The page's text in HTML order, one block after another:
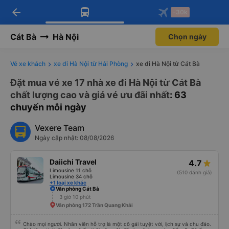
Tải app Vexere ngay!
Nhận ưu đãi thành viên độc
Mở app
Tải app Vexere
-30k/ghế khi đặt vé máy bay qua
Mở app
arrow_back -30k
Cát Bà Hà Nội Chọn ngày
Vé xe khách xe đi Hà Nội từ Hải Phòng xe đi Hà Nội từ Cát Bà
Đặt mua vé xe 17 nhà xe đi Hà Nội từ Cát Bà
chất lượng cao và giá vé ưu đãi nhất: 63
chuyến mỗi ngày
Vexere Team
Ngày cập nhật: 08/08/2026
Daiichi Travel
Limousine 11 chỗ
Limousine 34 chỗ
+1 loại xe khác
4.7
(510 đánh giá)
Văn phòng Cát Bà
3 giờ 10 phút
Văn phòng 172 Trần Quang Khải
Chào mọi người. Nhân viên hỗ trợ là một cô gái tuyệt vời, lịch sự và chu đáo.